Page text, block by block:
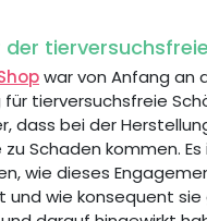
war von Anfang an
tierversuchsfreie
dass bei der
zu Schaden kommen.
wie dieses
und wie konsequent